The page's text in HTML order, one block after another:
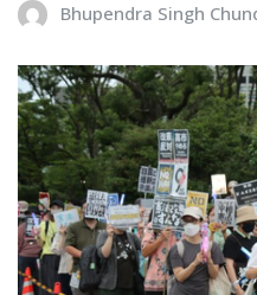
Bhupendra Singh